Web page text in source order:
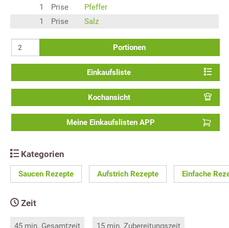
1
Prise
Pfeffer
1
Prise Salz
Portionen
Einkaufsliste
Kochansicht
Meine Einkaufslisten APP
Kategorien
Saucen Rezepte Aufstrich Rezepte Einfache
Zeit
45 min. Gesamtzeit 15 min. Zubereitungszeit